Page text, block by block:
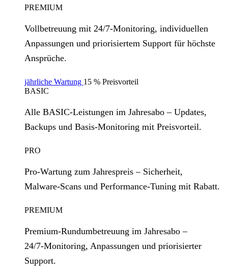
PREMIUM
Vollbetreuung mit 24/7‑Monitoring, individuellen
Anpassungen und priorisiertem Support für höchste
Ansprüche.
jährliche Wartung 15 % Preisvorteil
BASIC
Alle BASIC‑Leistungen im Jahresabo – Updates,
Backups und Basis‑Monitoring mit Preisvorteil.
PRO
Pro‑Wartung zum Jahrespreis – Sicherheit,
Malware‑Scans und Performance‑Tuning mit Rabatt.
PREMIUM
Premium‑Rundumbetreuung im Jahresabo –
24/7‑Monitoring, Anpassungen und priorisierter
Support.